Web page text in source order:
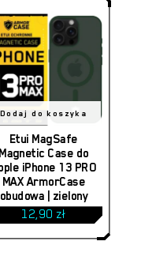
Dodaj do koszyka
Etui MagSafe
Magnetic Case do
iPhone 13 PRO
MAX ArmorCase
obudowa | zielony
12,90 zł